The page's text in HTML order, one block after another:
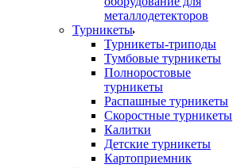
металлодетекторов
Турникеты
Турникеты-триподы
Тумбовые турникеты
Полноростовые
турникеты
Распашные турникеты
Скоростные турникеты
Калитки
Детские турникеты
Картоприемник